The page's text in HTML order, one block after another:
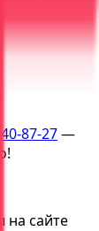
87-27—
на сайте